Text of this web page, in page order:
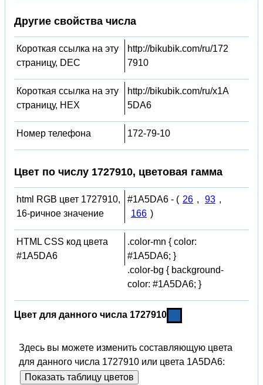
Другие свойства числа
Короткая ссылка на эту
страницу, DEC
http://bikubik.com/ru/172
7910
Короткая ссылка на эту
страницу, HEX
http://bikubik.com/ru/x1A
5DA6
Номер телефона 172-79-10
Цвет по числу 1727910, цветовая гамма
html RGB цвет 1727910,
16-ричное значение
#1A5DA6 - ( 26 , 93 ,
166 )
HTML CSS код цвета
#1A5DA6
.color-mn { color:
#1A5DA6; }
.color-bg { background-
color: #1A5DA6; }
Цвет для данного числа 1727910
Здесь вы можете изменить составляющую цвета
для данного числа 1727910 или цвета 1A5DA6:
Показать таблицу цветов